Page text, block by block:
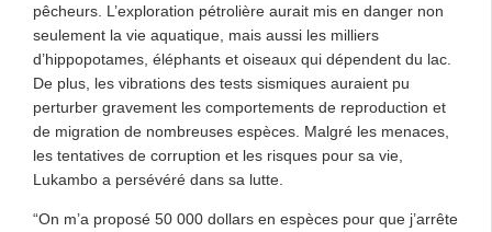
pêcheurs. L’exploration pétrolière aurait mis en danger non
seulement la vie aquatique, mais aussi les milliers
d’hippopotames, éléphants et oiseaux qui dépendent du lac.
De plus, les vibrations des tests sismiques auraient pu
perturber gravement les comportements de reproduction et
de migration de nombreuses espèces. Malgré les menaces,
les tentatives de corruption et les risques pour sa vie,
Lukambo a persévéré dans sa lutte.
“On m’a proposé 50 000 dollars en espèces pour que j’arrête